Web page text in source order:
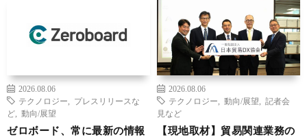
2026.08.06
テクノロジー
プレスリリースな
ど
動向/展望
ゼロボード、常に最新の情報
2026.08.06
テクノロジー
動向/展望
記者会
見など
【現地取材】貿易関連業務の